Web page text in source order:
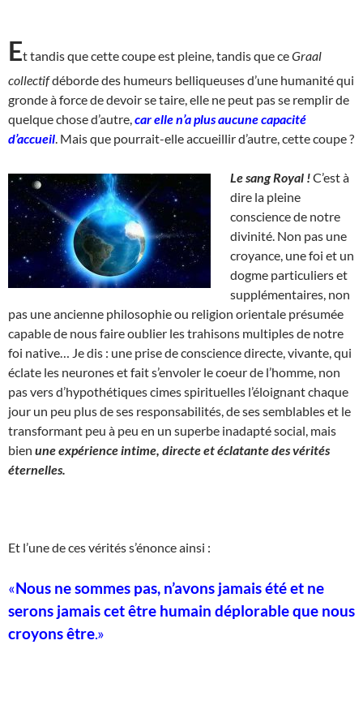
Et tandis que cette coupe est pleine, tandis que ceGraal
collectifdéborde des humeurs belliqueuses d’une humanité qui
gronde à force de devoir se taire, elle ne peut pas se remplir de
quelque chose d’autre, car elle n’a plus aucune capacité
d’accueil . Mais que pourrait-elle accueillir d’autre, cette coupe ?
Le sang Royal !C’est à
dire la pleine
conscience de notre
divinité. Non pas une
croyance, une foi et un
dogme particuliers et
supplémentaires, non
pas une ancienne philosophie ou religion orientale présumée
capable de nous faire oublier les trahisons multiples de notre
foi native… Je dis : une prise de conscience directe, vivante, qui
éclate les neurones et fait s’envoler le coeur de l’homme, non
pas vers d’hypothétiques cimes spirituelles l’éloignant chaque
jour un peu plus de ses responsabilités, de ses semblables et le
transformant peu à peu en un superbe inadapté social, mais
bien une expérience intime, directe et éclatante des vérités
éternelles.
Et l’une de ces vérités s’énonce ainsi :
«Nous ne sommes pas, n’avons jamais été et ne
serons jamais cet être humain déplorable que nous
croyons être.»